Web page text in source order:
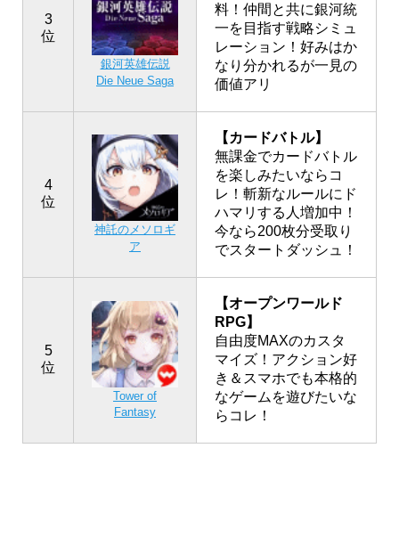
3
位
銀河英雄伝説
Die Neue Saga
料！仲間と共に銀河統
一を目指す戦略シミュ
レーション！好みはか
なり分かれるが一見の
価値アリ
4
位
神託のメソロギ
ア
【カードバトル】
無課金でカードバトル
を楽しみたいならコ
レ！斬新なルールにド
ハマリする人増加中！
今なら200枚分受取り
でスタートダッシュ！
5
位
Tower of
Fantasy
【オープンワールド
RPG】
自由度MAXのカスタ
マイズ！アクション好
き＆スマホでも本格的
なゲームを遊びたいな
らコレ！